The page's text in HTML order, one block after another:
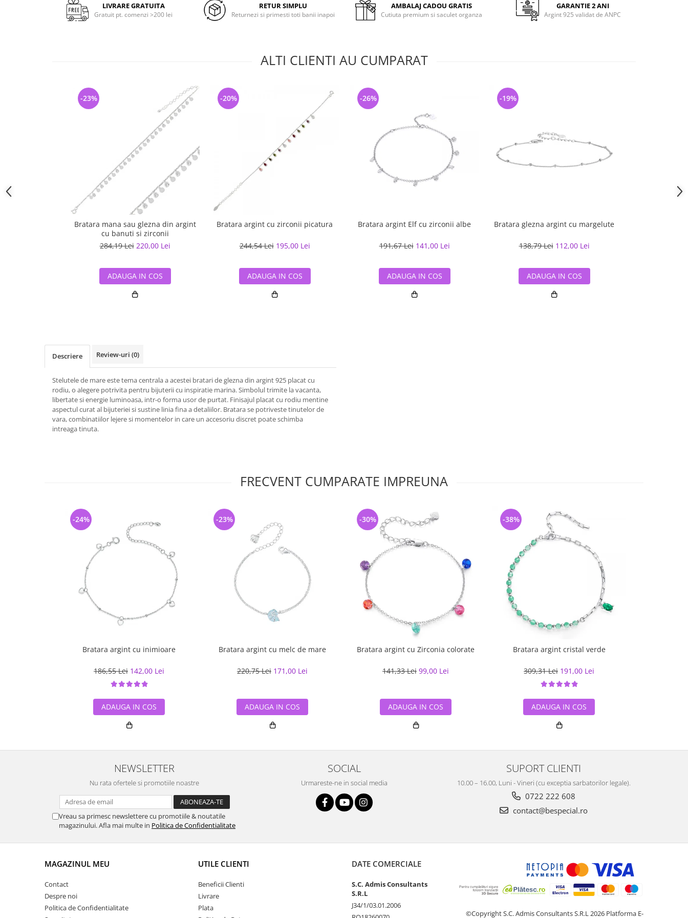
LIVRARE GRATUITA
Gratuit pt. comenzi >200 lei
RETUR SIMPLU
Returnezi si primesti toti banii inapoi
AMBALAJ CADOU GRATIS
Cutiuta premium si saculet organza
GARANTIE 2 ANI
Argint 925 validat de ANPC
ALTI CLIENTI AU CUMPARAT
Bratara mana sau glezna din argint
cu banuti si zirconii
284,19 Lei 220,00 Lei
-23%
ADAUGA IN COS
Bratara argint cu zirconii picatura
244,54 Lei 195,00 Lei
-20%
ADAUGA IN COS
Bratara argint Elf cu zirconii albe
191,67 Lei 141,00 Lei
-26%
ADAUGA IN COS
Bratara glezna argint cu margelute
138,79 Lei 112,00 Lei
-19%
ADAUGA IN COS
Descriere Review-uri (0)
Stelutele de mare este tema centrala a acestei bratari de glezna din argint 925 placat cu
rodiu, o alegere potrivita pentru bijuterii cu inspiratie marina. Simbolul trimite la vacanta,
libertate si energie luminoasa, intr-o forma usor de purtat. Finisajul placat cu rodiu mentine
aspectul curat al bijuteriei si sustine linia fina a detaliilor. Bratara se potriveste tinutelor de
vara, combinatiilor lejere si momentelor in care un accesoriu discret poate schimba
intreaga tinuta.
FRECVENT CUMPARATE IMPREUNA
Bratara argint cu inimioare
186,55 Lei 142,00 Lei
-24%
ADAUGA IN COS
Bratara argint cu melc de mare
220,75 Lei 171,00 Lei
-23%
ADAUGA IN COS
Bratara argint cu Zirconia colorate
141,33 Lei 99,00 Lei
-30%
ADAUGA IN COS
Bratara argint cristal verde
309,31 Lei 191,00 Lei
-38%
ADAUGA IN COS
NEWSLETTER
Nu rata ofertele si promotiile noastre
Vreau sa primesc newslettere cu promotiile & noutatile
magazinului. Afla mai multe in Politica de Confidentialitate
SOCIAL
Urmareste-ne in social media
SUPORT CLIENTI
10.00 – 16.00, Luni - Vineri (cu exceptia sarbatorilor legale).
0722 222 608
contact@bespecial.ro
MAGAZINUL MEU
Contact
Despre noi
Politica de Confidentialitate
UTILE CLIENTI
Beneficii Clienti
Livrare
Plata
DATE COMERCIALE
S.C. Admis Consultants
S.R.L
J34/1/03.01.2006
©Copyright S.C. Admis Consultants S.R.L 2026 Platforma E-